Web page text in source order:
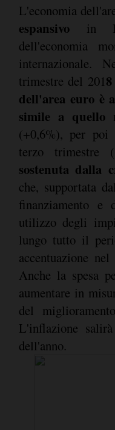
L'economia
espansivoin
dell'economia
internazionale.
trimestre del 201
dell'area euro è
simile a quello
(+0,6%), per poi
terzo trimestre
sostenuta dalla
che, supportata
finanziamento e
utilizzo degli
lungo tutto il
accentuazione
Anche la spesa
aumentare in
del
L'inflazione
dell'anno.